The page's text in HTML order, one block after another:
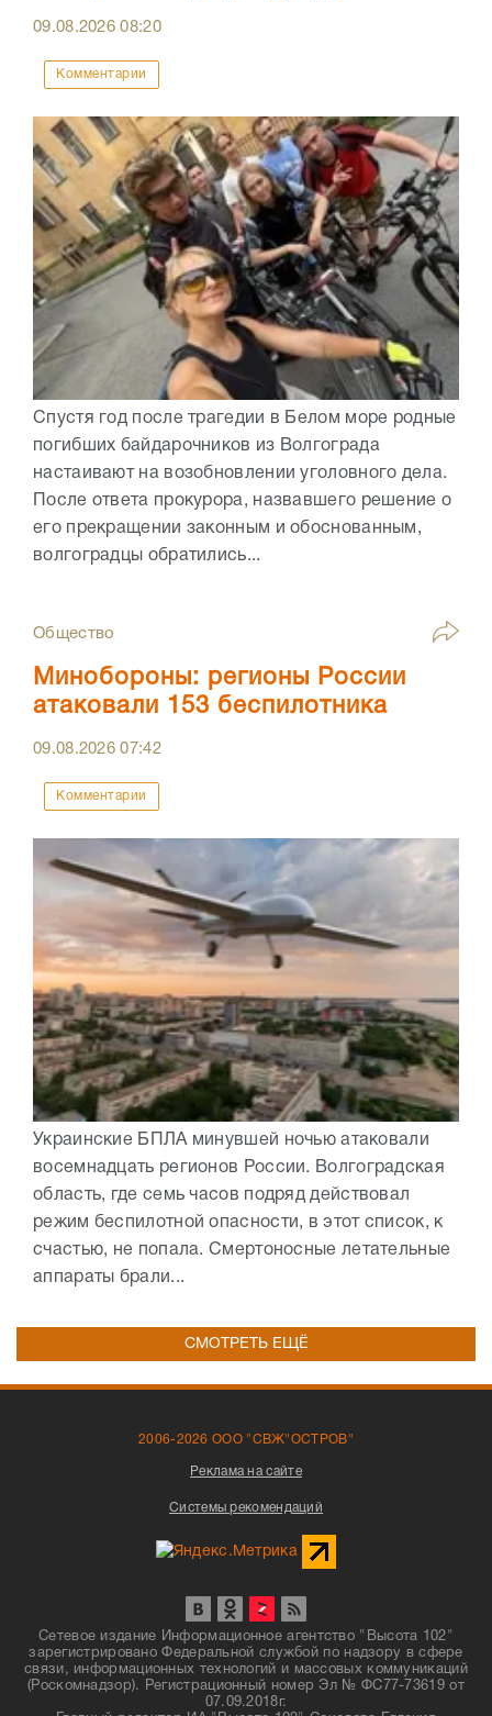
09.08.202608:20
Комментарии
Спустя год после трагедии в Белом море родные
погибших байдарочников из Волгограда
настаивают на возобновлении уголовного дела.
После ответа прокурора, назвавшего решение о
его прекращении законным и обоснованным,
волгоградцы обратились...
Общество
Минобороны: регионы России
атаковали 153 беспилотника
09.08.202607:42
Комментарии
Украинские БПЛА минувшей ночью атаковали
восемнадцать регионов России. Волгоградская
область, где семь часов подряд действовал
режим беспилотной опасности, в этот список, к
счастью, не попала. Смертоносные летательные
аппараты брали...
СМОТРЕТЬ ЕЩЁ
2006-2026 ООО "СВЖ"ОСТРОВ"
Реклама на сайте
Системы рекомендаций
Сетевое издание Информационное агентство "Высота 102"
зарегистрировано Федеральной службой по надзору в сфере
связи, информационных технологий и массовых коммуникаций
(Роскомнадзор). Регистрационный номер Эл № ФС77-73619 от
07.09.2018г.